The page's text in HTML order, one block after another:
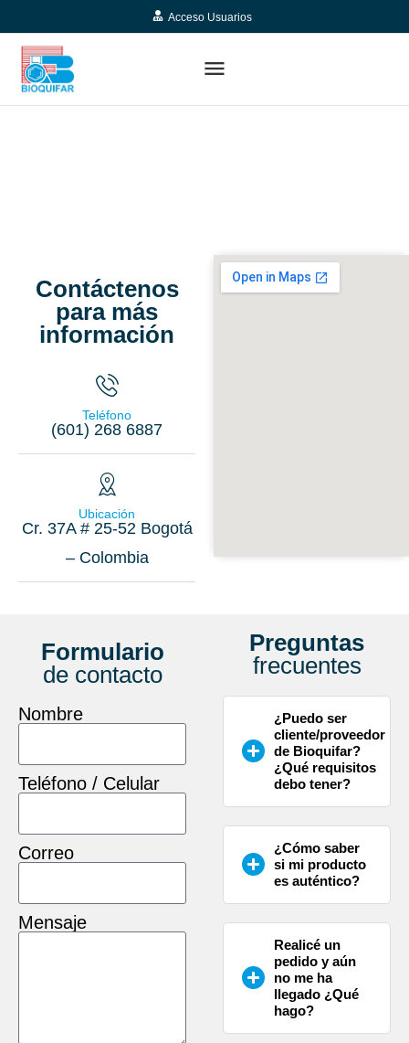
Acceso Usuarios
Contáctenos
para más
información
Teléfono
(601) 268 6887
Ubicación
Cr. 37A # 25-52 Bogotá
– Colombia
Formulario
de contacto
Nombre
Teléfono / Celular
Correo
Mensaje
Preguntas
frecuentes
¿Puedo ser
cliente/proveedor
de Bioquifar?
¿Qué requisitos
debo tener?
¿Cómo saber
si mi producto
es auténtico?
Realicé un
pedido y aún
no me ha
llegado ¿Qué
hago?